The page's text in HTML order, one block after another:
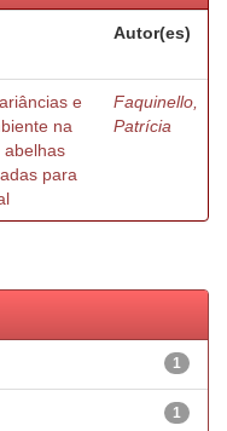
Autor(es)
e
na
abelhas
para
Faquinello,
Patrícia
1
1